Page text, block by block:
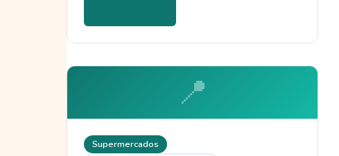
📍
Supermercados